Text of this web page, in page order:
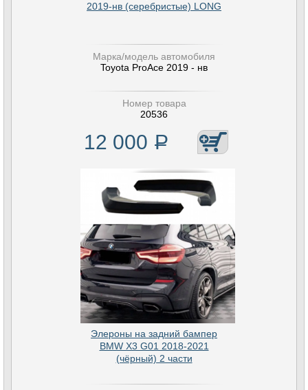
2019-нв (серебристые) LONG
Марка/модель автомобиля
Toyota ProAce 2019 - нв
Номер товара
20536
12 000 Р
Элероны на задний бампер
BMW X3 G01 2018-2021
(чёрный) 2 части